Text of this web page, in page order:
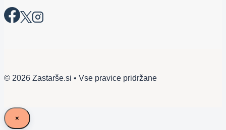
© 2026 Zastarše.si • Vse pravice pridržane
×